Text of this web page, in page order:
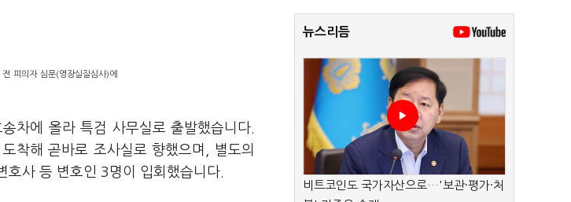
피의자 심문(영장실질심사)에
차에 올라 특검 사무실로 출발했습니다.
착해 곧바로 조사실로 향했으며, 별도의
호사 등 변호인 3명이 입회했습니다.
뉴스리듬
비트코인도 국가자산으로…'보관·평가·처